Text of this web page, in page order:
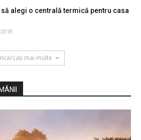
să alegi o centrală termică pentru casa
mai multe